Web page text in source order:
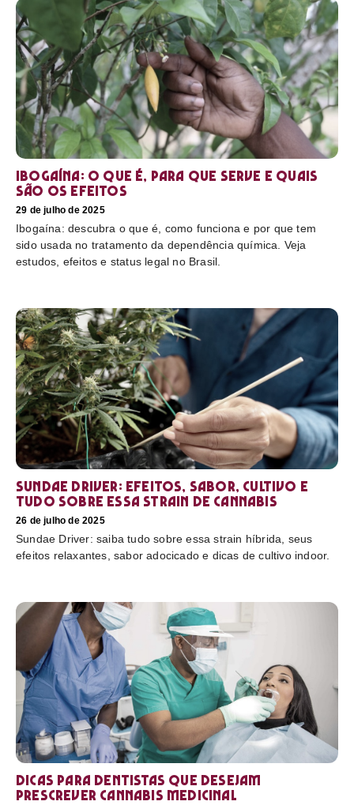
Ibogaína: o que é, para que serve e quais
são os efeitos
29 de julho de 2025
Ibogaína: descubra o que é, como funciona e por que tem
sido usada no tratamento da dependência química. Veja
estudos, efeitos e status legal no Brasil.
Sundae Driver: efeitos, sabor, cultivo e
tudo sobre essa strain de cannabis
26 de julho de 2025
Sundae Driver: saiba tudo sobre essa strain híbrida, seus
efeitos relaxantes, sabor adocicado e dicas de cultivo indoor.
Dicas para dentistas que desejam
prescrever cannabis medicinal